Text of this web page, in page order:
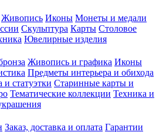
Живопись Иконы Монеты и медали
Скульптура Карты Столовое
Ювелирные изделия
Живопись и графика Иконы
Предметы интерьера и обихода
и статуэтки Старинные карты и
Тематические коллекции Техника и
Заказ, доставка и оплата Гарантии